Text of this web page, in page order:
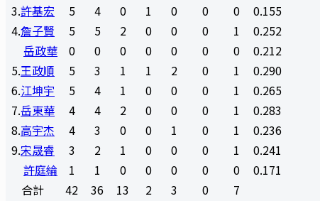
3.許基宏 5 4 0 1 0 0 0
0.155
4.詹子賢 5 5 2 0 0 0 1
0.252
岳政華
0 0 0 0 0 0 0
0.212
5.王政順 5 3 1 1 2 0 1
0.290
6.江坤宇 5 4 1 0 0 0 1
0.265
7.岳東華 4 4 2 0 0 0 1
0.283
8.高宇杰 4 3 0 0 1 0 1
0.236
9.宋晟睿 3 2 1 0 0 0 1
0.241
許庭綸
1 1 0 0 0 0 0
0.171
合計
42 36 13 2 3 0
7